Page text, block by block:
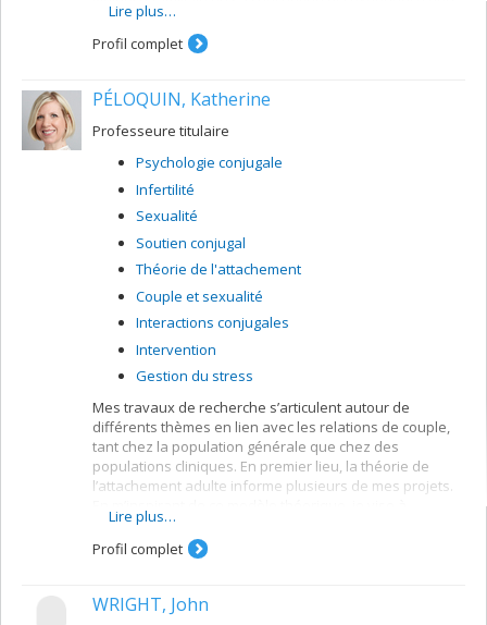
l'on en a à titre de victimes ou d'agresseurs. Deux
formes de violence sont retenues : la violence faite aux
femmes et celle faite aux enfants. Une attention
psychologique. Le second groupe d'études porte sur les
dernier type de recherches est lié à l'intervention
auprès des enfants exposés à la violence conjugale.
Lire plus…
Profil complet
PÉLOQUIN, Katherine
Professeure titulaire
Psychologie conjugale
Infertilité
Sexualité
Soutien conjugal
Théorie de l'attachement
Couple et sexualité
Interactions conjugales
Intervention
Gestion du stress
Mes travaux de recherche s’articulent autour de
différents thèmes en lien avec les relations de couple,
tant chez la population générale que chez des
populations cliniques. En premier lieu, la théorie de
l’attachement adulte informe plusieurs de mes projets.
examiner les liens étroits qui unissent l’attachement, le
soutien conjugal et la sexualité pour mieux comprendre
les dynamiques de fonctionnement conjugal chez
m’intéresse tout particulièrement à l’infertilité. Mes
Lire plus…
Profil complet
WRIGHT, John